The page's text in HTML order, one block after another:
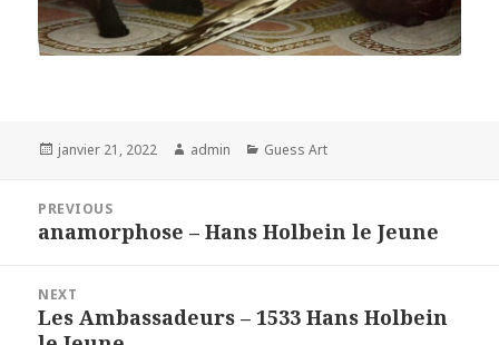
Posted
janvier 21, 2022 Author
admin Categories
Guess Art
l’article
PREVIOUS
Previous
anamorphose – Hans Holbein le Jeune
NEXT
Next
Les Ambassadeurs – 1533 Hans Holbein